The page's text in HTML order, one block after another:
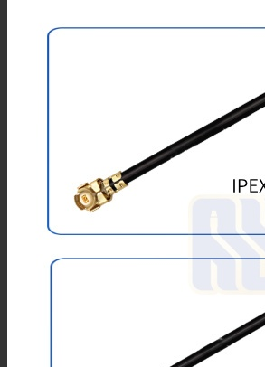
SMB连接器
F型连接器